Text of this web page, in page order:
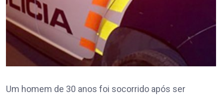
Um homem de 30 anos foi socorrido após ser